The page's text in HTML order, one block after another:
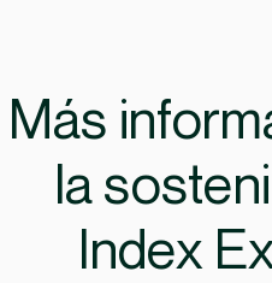
Más
la
Index